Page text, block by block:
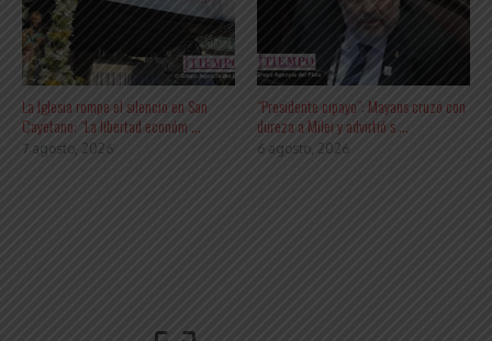
La Iglesia rompe el silencio en San
Cayetano: “La libertad económ ...
7 agosto, 2026
“Presidente cipayo”: Mayans cruzó con
dureza a Milei y advirtió s ...
6 agosto, 2026